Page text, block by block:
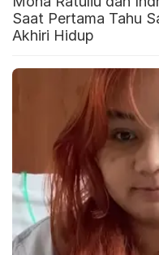
Saat Pertama Tahu
Akhiri Hidup